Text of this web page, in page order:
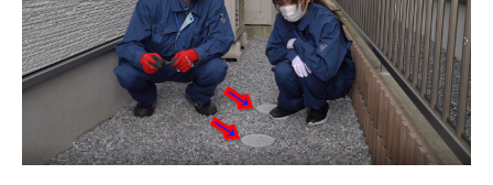
むぎくらについて
ニュース ブログ